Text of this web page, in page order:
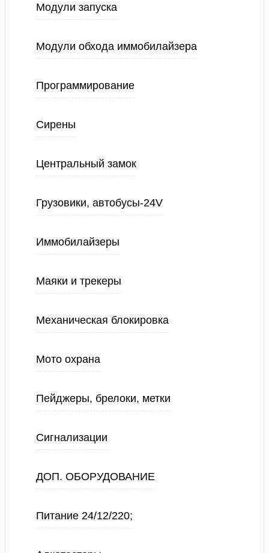
Модули запуска
Модули обхода иммобилайзера
Программирование
Сирены
Центральный замок
Грузовики, автобусы-24V
Иммобилайзеры
Маяки и трекеры
Механическая блокировка
Мото охрана
Пейджеры, брелоки, метки
Сигнализации
ДОП. ОБОРУДОВАНИЕ
Питание 24/12/220;